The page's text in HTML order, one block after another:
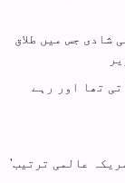
شادی جس میں طلاق
تھا اور رہے
عالمی ترتیب'